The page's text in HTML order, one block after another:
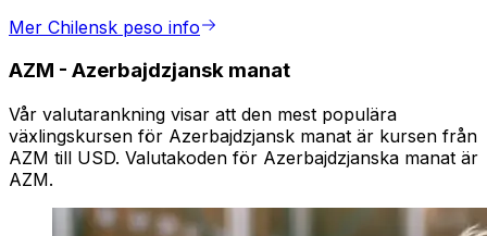
Mer Chilensk peso info
AZM - Azerbajdzjansk manat
Vår valutarankning visar att den mest populära
växlingskursen för Azerbajdzjansk manat är kursen från
AZM till USD. Valutakoden för Azerbajdzjanska manat är
AZM.